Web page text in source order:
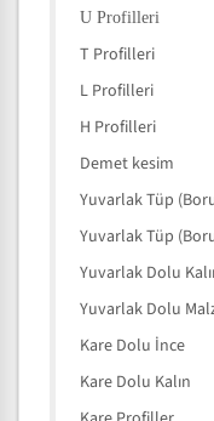
U Profilleri
T Profilleri
L Profilleri
H Profilleri
Demet kesim
Yuvarlak Tüp
Yuvarlak Tüp
Yuvarlak Dolu
Yuvarlak Dolu
Kare Dolu İnce
Kare Dolu Kalın